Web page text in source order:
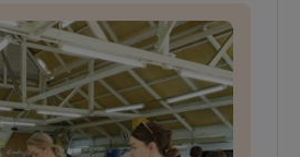
Je kunt ter plaatse een
de avontuurlijke jungle of
maken. Afkoelen na de
heerlijk in het zwembad